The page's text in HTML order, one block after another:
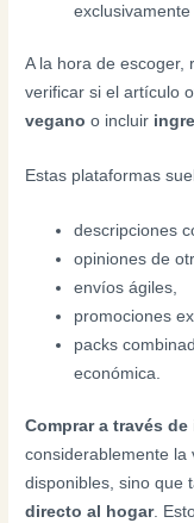
exclusivamente
A la hora de
verificar si el artículo
vegano o incluir
Estas plataformas
descripciones
opiniones de
envíos ágiles,
promociones
packs
económica.
Comprar a través
considerablemente la
disponibles, sino que
directo al hogar.